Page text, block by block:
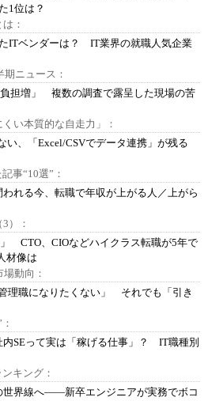
1位は？
：
ITベンダーは？ IT業界の就職人気企業
ニュース：
負担増」 複数の調査で露呈した現場の苦
い本質的な自走力」：
い、「Excel/CSVでデータ連携」が残る
事“10選”：
われる今、転職で年収が上がる人／上がら
）：
」 CTO、CIOなどハイクラス転職が5年で
材像は
動向：
理職になりたくない」 それでも「引き
内SEって実は「稼げる仕事」？ IT職種別
キング：
世界線へ――新卒エンジニアが実務でボコ